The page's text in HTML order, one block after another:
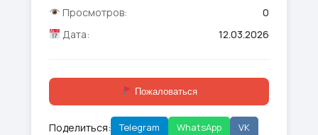
Просмотров:
0
Дата:
12.03.2026
Пожаловаться
Поделиться: Telegram WhatsApp VK